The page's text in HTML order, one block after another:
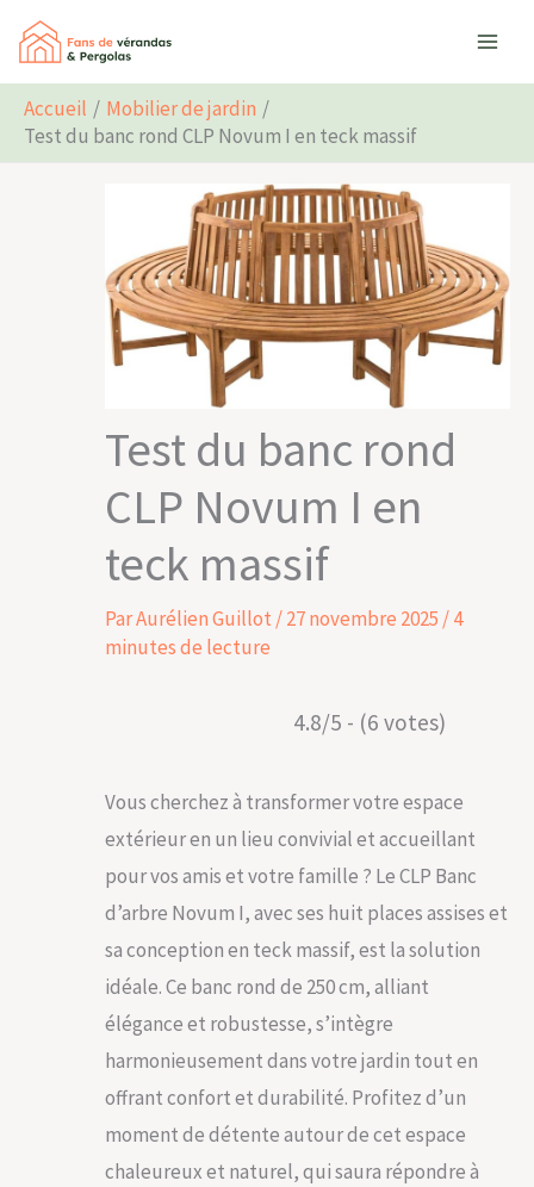
Aller
contenu
Accueil
Mobilier de jardin
Test du banc rond CLP Novum I en teck massif
Test du banc rond
CLP Novum I en
teck massif
ParAurélien Guillot /27 novembre 2025 /4
minutes de lecture
4.8/5 - (6 votes)
Vous cherchez à transformer votre espace
extérieur en un lieu convivial et accueillant
pour vos amis et votre famille ? Le CLP Banc
d’arbre Novum I, avec ses huit places assises et
sa conception en teck massif, est la solution
idéale. Ce banc rond de 250 cm, alliant
élégance et robustesse, s’intègre
harmonieusement dans votre jardin tout en
offrant confort et durabilité. Profitez d’un
moment de détente autour de cet espace
chaleureux et naturel, qui saura répondre à
Rechercher